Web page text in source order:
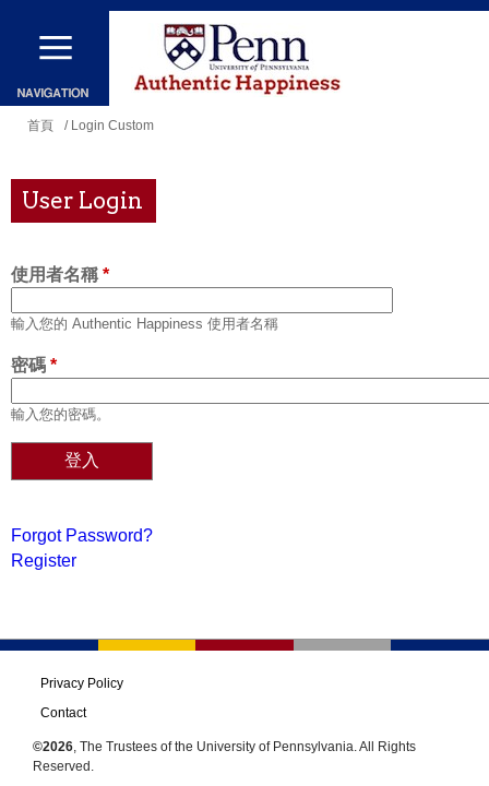
移
主
內
您
這
裡
首頁 / Login Custom
User Login
使用者名稱 *
輸入您的 Authentic Happiness 使用者名稱
密碼 *
輸入您的密碼。
Forgot Password?
Register
Privacy Policy
Contact
©2026, The Trustees of the University of Pennsylvania. All Rights
Reserved.